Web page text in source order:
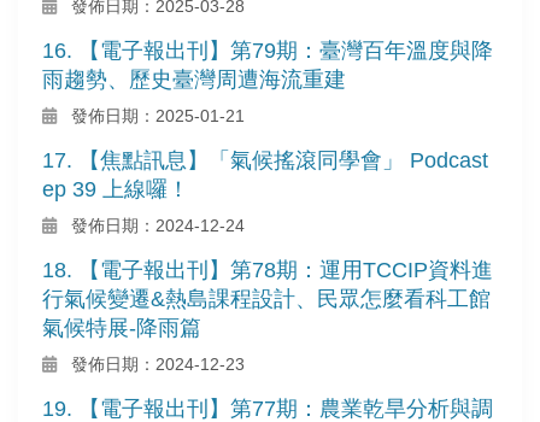
發佈日期：2025-03-28
16. 【電子報出刊】第79期：臺灣百年溫度與降
雨趨勢、歷史臺灣周遭海流重建
發佈日期：2025-01-21
17. 【焦點訊息】「氣候搖滾同學會」 Podcast
ep 39 上線囉！
發佈日期：2024-12-24
18. 【電子報出刊】第78期：運用TCCIP資料進
行氣候變遷&熱島課程設計、民眾怎麼看科工館
氣候特展-降雨篇
發佈日期：2024-12-23
19. 【電子報出刊】第77期：農業乾旱分析與調